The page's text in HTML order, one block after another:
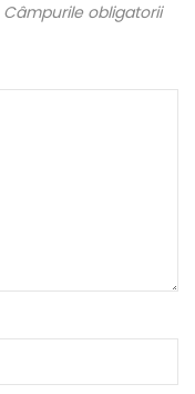
Câmpurile obligatorii